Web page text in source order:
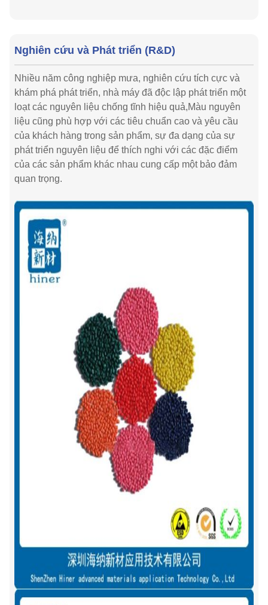
Nghiên cứu và Phát triển (R&D)
Nhiều năm công nghiệp mưa, nghiên cứu tích cực và
khám phá phát triển, nhà máy đã độc lập phát triển một
loạt các nguyên liệu chống tĩnh hiệu quả,Màu nguyên
liệu cũng phù hợp với các tiêu chuẩn cao và yêu cầu
của khách hàng trong sản phẩm, sự đa dạng của sự
phát triển nguyên liệu để thích nghi với các đặc điểm
của các sản phẩm khác nhau cung cấp một bảo đảm
quan trọng.